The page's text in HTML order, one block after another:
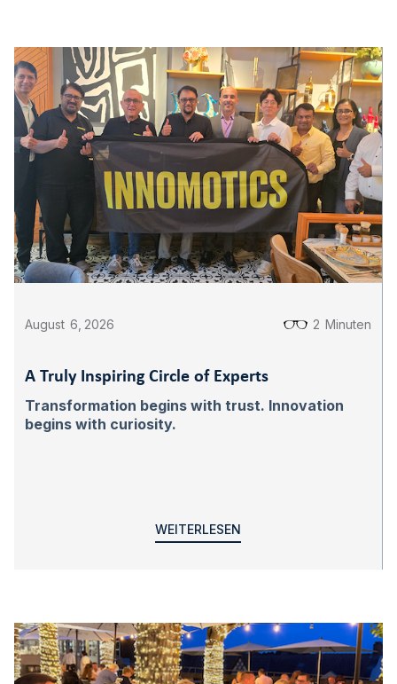
August 6 2026 2 Minuten
A Truly Inspiring Circle of Experts
Transformation begins with trust. Innovation
begins with curiosity.
WEITERLESEN